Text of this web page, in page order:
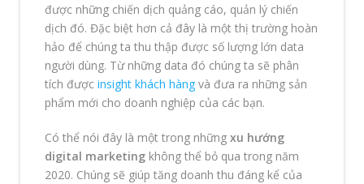
được những chiến dịch quảng cáo, quản lý chiến
dịch đó. Đặc biệt hơn cả đây là một thị trường hoàn
hảo để chúng ta thu thập được số lượng lớn data
người dùng. Từ những data đó chúng ta sẽ phân
tích được insight khách hàng và đưa ra những sản
phẩm mới cho doanh nghiệp của các bạn.
Có thể nói đây là một trong những xu hướng
digital marketing không thể bỏ qua trong năm
2020. Chúng sẽ giúp tăng doanh thu đáng kể của